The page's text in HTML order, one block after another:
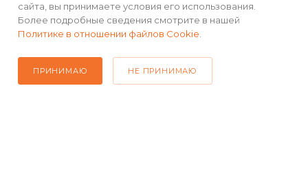
ПОДПИСАТЬСЯ НА РАССЫЛКУ
сайта, вы принимаете условия его использования.
Более подробные сведения смотрите в нашей
Политике в отношении файлов Cookie
ПРИНИМАЮ НЕ ПРИНИМАЮ